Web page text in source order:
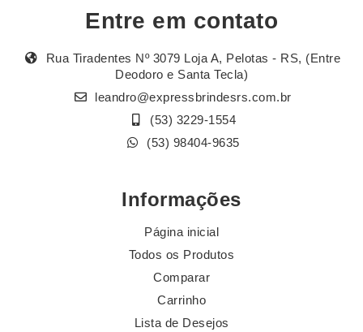
Entre em contato
Rua Tiradentes Nº 3079 Loja A, Pelotas - RS, (Entre
Deodoro e Santa Tecla)
leandro@expressbrindesrs.com.br
(53) 3229-1554
(53) 98404-9635
Informações
Página inicial
Todos os Produtos
Comparar
Carrinho
Lista de Desejos